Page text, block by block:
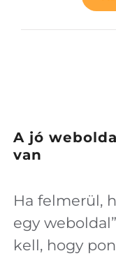
A jó
van
Ha felmerül,
egy
kell, hogy